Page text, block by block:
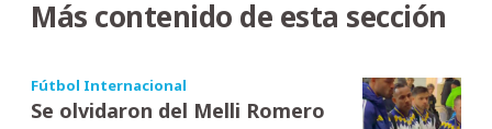
Más contenido de esta sección
Fútbol Internacional
Se olvidaron del Melli Romero